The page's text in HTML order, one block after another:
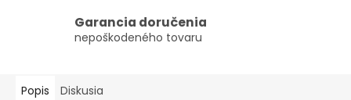
Garancia doručenia
nepoškodeného tovaru
Popis Diskusia